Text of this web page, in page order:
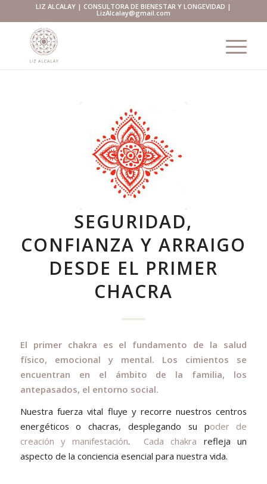
LIZ ALCALAY | CONSULTORA DE BIENESTAR Y LONGEVIDAD |
LizAlcalay@gmail.com
SEGURIDAD,
CONFIANZA Y ARRAIGO
DESDE EL PRIMER
CHACRA
El primer chakra es el fundamento de la salud
físico, emocional y mental. Los cimientos se
encuentran en el ámbito de la familia, los
antepasados, el entorno social.
Nuestra fuerza vital fluye y recorre nuestros centros
energéticos o chacras, desplegando su poder de
creación y manifestación. Cada chakra refleja un
aspecto de la conciencia esencial para nuestra vida.